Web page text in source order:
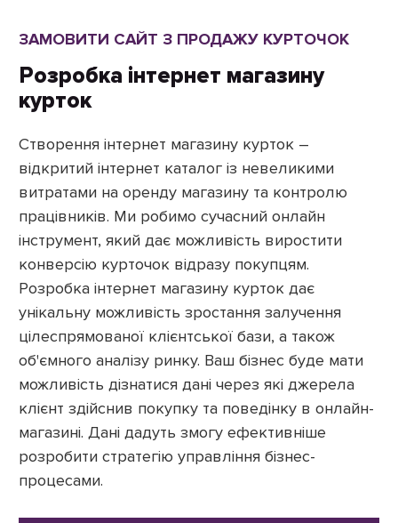
ЗАМОВИТИ САЙТ З ПРОДАЖУ КУРТОЧОК
Розробка інтернет магазину
курток
Створення інтернет магазину курток –
відкритий інтернет каталог із невеликими
витратами на оренду магазину та контролю
працівників. Ми робимо сучасний онлайн
інструмент, який дає можливість виростити
конверсію курточок відразу покупцям.
Розробка інтернет магазину курток дає
унікальну можливість зростання залучення
цілеспрямованої клієнтської бази, а також
об'ємного аналізу ринку. Ваш бізнес буде мати
можливість дізнатися дані через які джерела
клієнт здійснив покупку та поведінку в онлайн-
магазині. Дані дадуть змогу ефективніше
розробити стратегію управління бізнес-
процесами.